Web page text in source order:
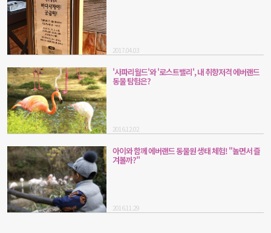
2017.04.03
'사파리월드'와 '로스트밸리', 내 취향저격 에버랜드
동물 탐험은?
2016.12.02
아이와 함께 에버랜드 동물원 생태 체험! "놀면서 즐
겨볼까?"
2016.11.29